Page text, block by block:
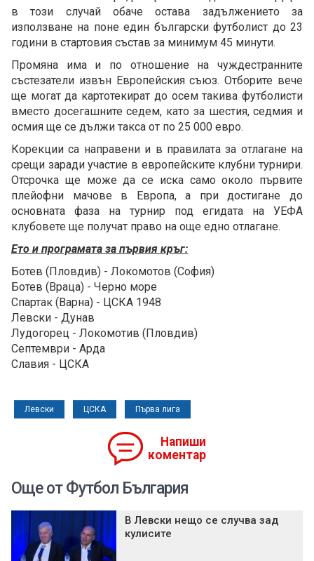
в този случай обаче остава задължението за
използване на поне един български футболист до 23
години в стартовия състав за минимум 45 минути.
Промяна има и по отношение на чуждестранните
състезатели извън Европейския съюз. Отборите вече
ще могат да картотекират до осем такива футболисти
вместо досегашните седем, като за шестия, седмия и
осмия ще се дължи такса от по 25 000 евро.
Корекции са направени и в правилата за отлагане на
срещи заради участие в европейските клубни турнири.
Отсрочка ще може да се иска само около първите
плейофни мачове в Европа, а при достигане до
основната фаза на турнир под егидата на УЕФА
клубовете ще получат право на още едно отлагане.
Ето и програмата за първия кръг:
Ботев (Пловдив) - Локомотов (София)
Ботев (Враца) - Черно море
Спартак (Варна) - ЦСКА 1948
Левски - Дунав
Лудогорец - Локомотив (Пловдив)
Септември - Арда
Славия - ЦСКА
Левски ЦСКА Първа лига
Напиши
коментар
Още от Футбол България
В Левски нещо се случва зад
кулисите